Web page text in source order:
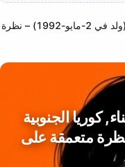
صن مي “سونمي”, نجمة الغناء, كوريا الجنوبية (ولد في 2-مايو-1992) – نظرة
كوريا الجنوبية
مايو-1992) – نظرة متعمقة على